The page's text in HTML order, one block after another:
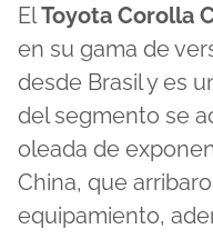
ElToyota Corolla
en su gama de
desde Brasil y es
del segmento se
oleada de
China, que
equipamiento,